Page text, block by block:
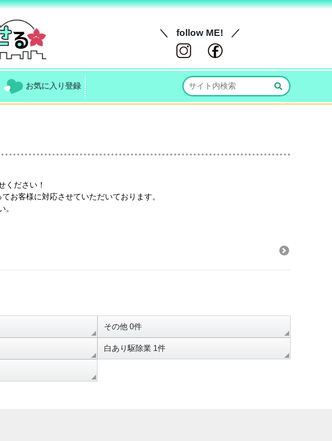
follow ME!
お気に入り登録
ください！
お客様に対応させていただいております。
。
その他 0件
白あり駆除業 1件